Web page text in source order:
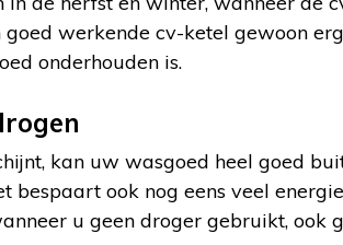
werkende cv-ketel gewoon
onderhouden is.
kan uw wasgoed heel goed
bespaart ook nog eens veel
u geen droger gebruikt, ook